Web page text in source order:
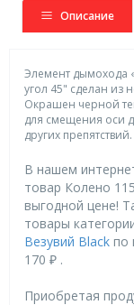
Описание
Элемент дымохода
угол 45" сделан из
Окрашен черной
для смещения оси
других препятствий.
В нашем
товар Колено
выгодной цене!
товары
Везувий Black по
170 ₽ .
Приобретая